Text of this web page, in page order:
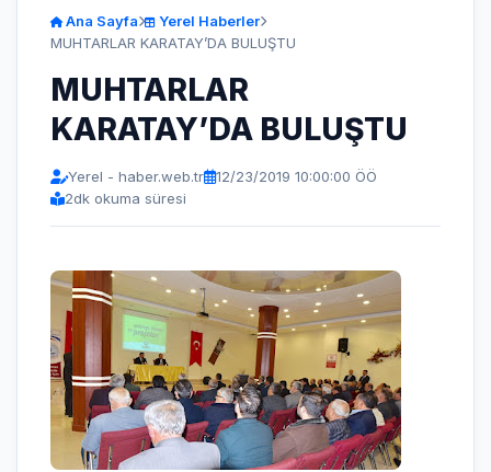
Ana Sayfa
Yerel Haberler
MUHTARLAR KARATAY’DA BULUŞTU
MUHTARLAR
KARATAY’DA BULUŞTU
Yerel - haber.web.tr
12/23/2019 10:00:00 ÖÖ
2dk okuma süresi